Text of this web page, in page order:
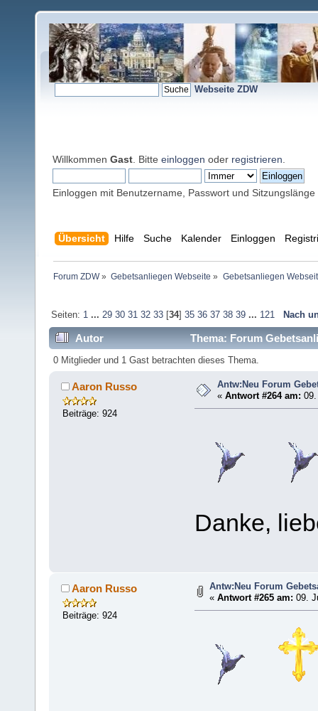
Webseite ZDW
Willkommen Gast . Bitte einloggen oder registrieren
Einloggen mit Benutzername, Passwort und Sitzungslänge
Übersicht Hilfe Suche Kalender Einloggen
Forum ZDW» Gebetsanliegen Webseite » Gebetsanliegen
Seiten: 1 ... 29 30 31 32 33[34] 35 36 37 38 39 ... 121 Nach
Autor Thema: Forum
0 Mitglieder und 1 Gast betrachten dieses Thema.
Aaron Russo
Beiträge: 924
Antw:Neu Forum
«Antwort #264 am:
Danke,
Aaron Russo
Beiträge: 924
Antw:Neu Forum
«Antwort #265 am: 09.